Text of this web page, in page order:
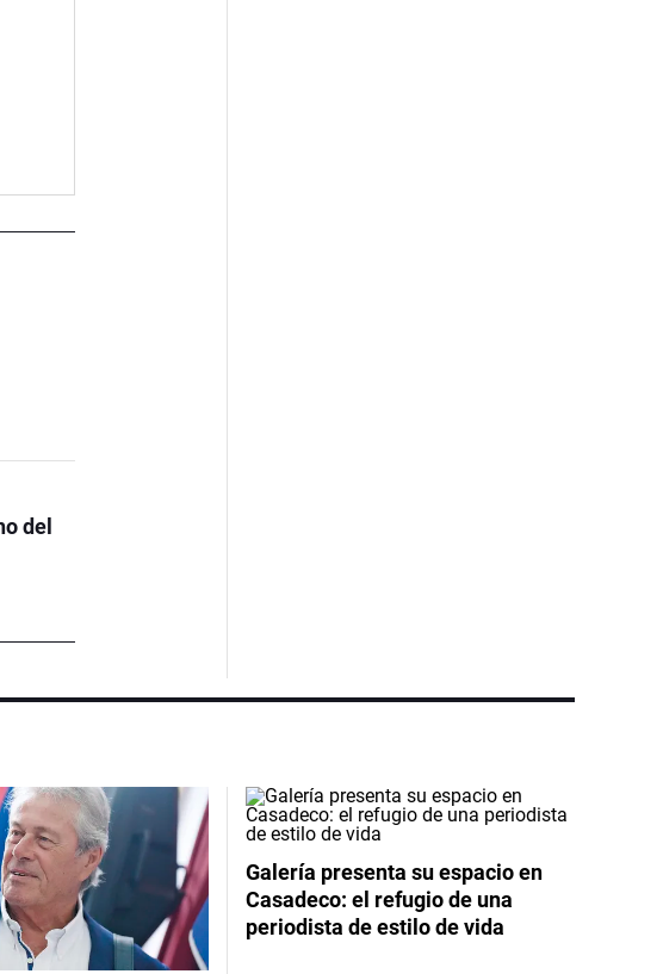
del
Galería presenta su espacio en
Casadeco: el refugio de una
periodista de estilo de vida